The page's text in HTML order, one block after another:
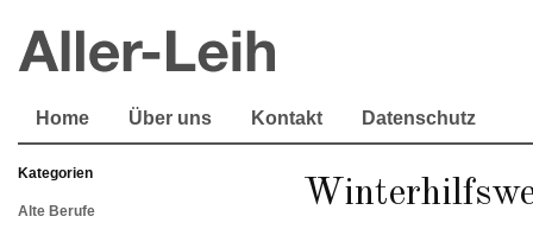
Home Über uns Kontakt Datenschutz
Kategorien
Alte Berufe